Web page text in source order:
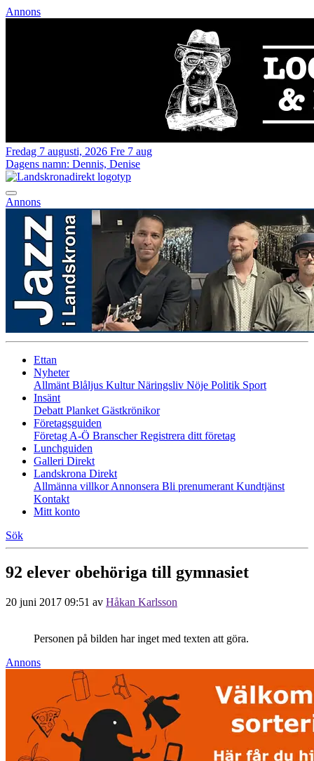
Annons
Fredag 7 augusti, 2026 Fre 7 aug
Dagens namn: Dennis, Denise
Annons
Ettan
Nyheter
Allmänt Blåljus KulturNäringsliv Nöje Politik Sport
Insänt
Debatt Planket Gästkrönikor
Företagsguiden
Företag A-Ö BranscherRegistrera ditt företag
Lunchguiden
Galleri Direkt
Landskrona Direkt
Allmänna villkorAnnonsera Bli prenumerant Kundtjänst
Kontakt
Mitt konto
Sök
92 elever obehöriga till gymnasiet
20 juni 2017 09:51 av Håkan Karlsson
Personen på bilden har inget med texten att göra.
Annons